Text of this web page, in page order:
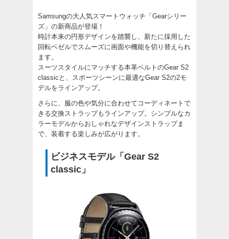
Samsungの大人気スマートウォッチ「Gearシリー
ズ」の新商品が登場！
時計本来の円形デザインを踏襲し、新たに採用した
回転ベゼルでスムーズに画面や機能を切り替えられ
ます。
スーツスタイルにマッチする本革ベルトのGear S2
classicと、スポーツシーンに最適なGear S2の2モ
デルをラインアップ。
さらに、服の色や気分に合わせてコーディネートで
きる交換ストラップもラインアップ。シンプルなカ
ラーモデルからおしゃれなデザインストラップま
で、装着する楽しみが広がります。
ビジネスモデル「Gear S2
classic」